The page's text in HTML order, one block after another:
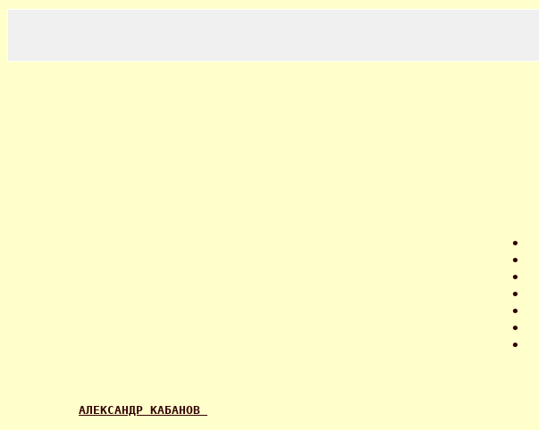
•
•
•
•
•
•
•
АЛЕКСАНДР КАБАНОВ